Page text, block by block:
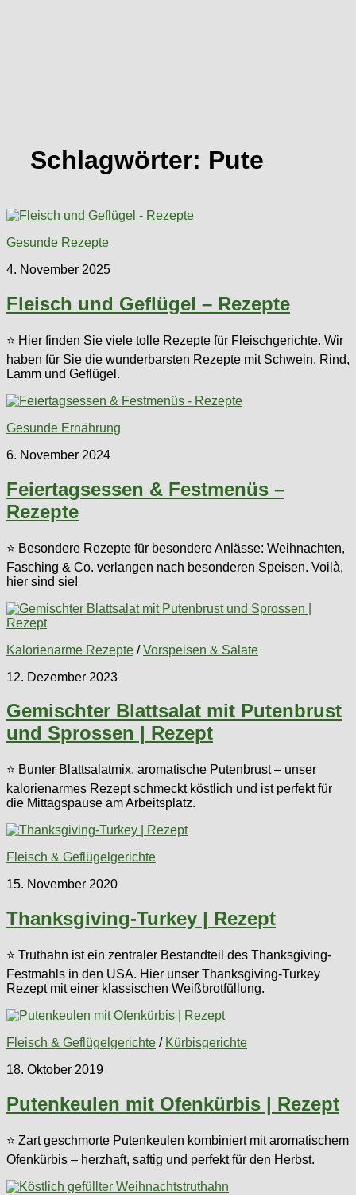
Schlagwörter: Pute
Gesunde Rezepte
4. November 2025
Fleisch und Geflügel – Rezepte
⭐ Hier finden Sie viele tolle Rezepte für Fleischgerichte. Wir
haben für Sie die wunderbarsten Rezepte mit Schwein, Rind,
Lamm und Geflügel.
Gesunde Ernährung
6. November 2024
Feiertagsessen & Festmenüs –
Rezepte
⭐ Besondere Rezepte für besondere Anlässe: Weihnachten,
Fasching & Co. verlangen nach besonderen Speisen. Voilà,
hier sind sie!
Kalorienarme Rezepte /Vorspeisen & Salate
12. Dezember 2023
Gemischter Blattsalat mit Putenbrust
und Sprossen | Rezept
⭐ Bunter Blattsalatmix, aromatische Putenbrust – unser
kalorienarmes Rezept schmeckt köstlich und ist perfekt für
die Mittagspause am Arbeitsplatz.
Fleisch & Geflügelgerichte
15. November 2020
Thanksgiving-Turkey | Rezept
⭐ Truthahn ist ein zentraler Bestandteil des Thanksgiving-
Festmahls in den USA. Hier unser Thanksgiving-Turkey
Rezept mit einer klassischen Weißbrotfüllung.
Fleisch & Geflügelgerichte / Kürbisgerichte
18. Oktober 2019
Putenkeulen mit Ofenkürbis | Rezept
⭐ Zart geschmorte Putenkeulen kombiniert mit aromatischem
Ofenkürbis – herzhaft, saftig und perfekt für den Herbst.